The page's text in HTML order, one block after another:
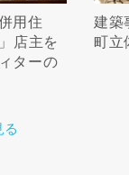
用住
店主を
ターの
建築
町立